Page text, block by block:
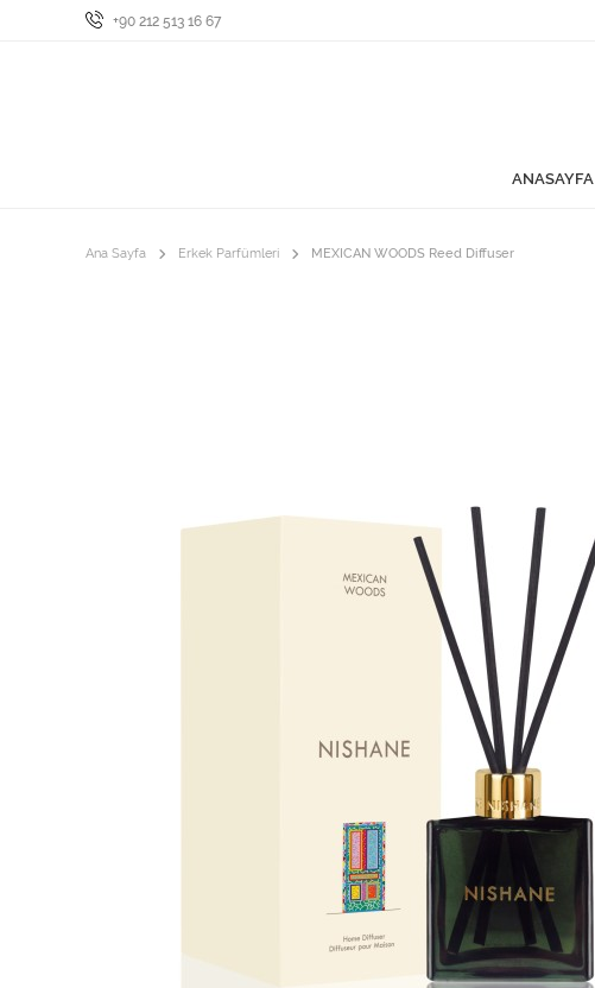
+90 212 513 16 67
ANASAYFA
Ana Sayfa Erkek Parfümleri MEXICAN WOODS Reed Diffuser